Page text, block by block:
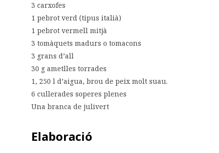
3 carxofes
1 pebrot verd (tipus italià)
1 pebrot vermell mitjà
3 tomàquets madurs o tomacons
3 grans d’all
30 g ametlles torrades
1, 250 l d’aigua, brou de peix molt suau.
6 cullerades soperes plenes
Una branca de julivert
Elaboració